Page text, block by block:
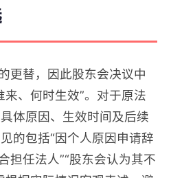
更替，因此股东会决议中
、何时生效”。对于原法
体原因、生效时间及后续
的包括“因个人原因申请辞
担任法人”“股东会认为其不